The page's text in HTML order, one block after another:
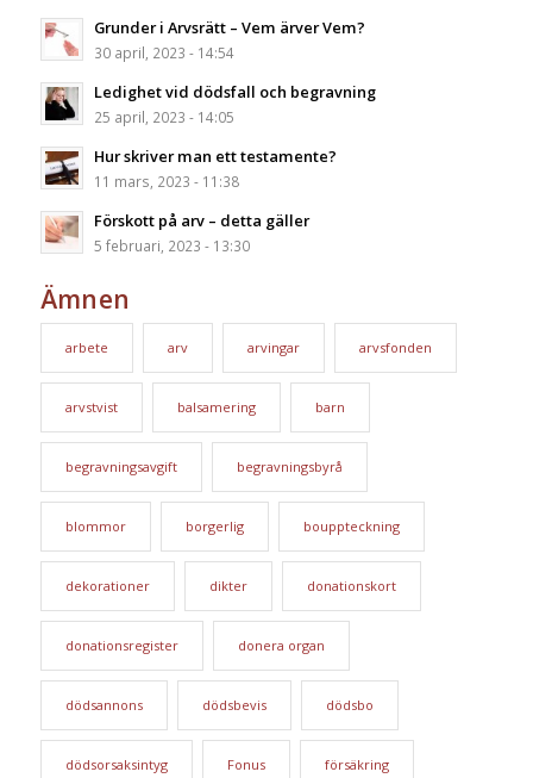
Grunder i Arvsrätt – Vem ärver Vem?
30 april, 2023 - 14:54
Ledighet vid dödsfall och begravning
25 april, 2023 - 14:05
Hur skriver man ett testamente?
11 mars, 2023 - 11:38
Förskott på arv – detta gäller
5 februari, 2023 - 13:30
Ämnen
arbete arv arvingar arvsfonden
arvstvist balsamering barn
begravningsavgift begravningsbyrå
blommor borgerlig bouppteckning
dekorationer dikter donationskort
donationsregister donera organ
dödsannons dödsbevis dödsbo
dödsorsaksintyg Fonus försäkring